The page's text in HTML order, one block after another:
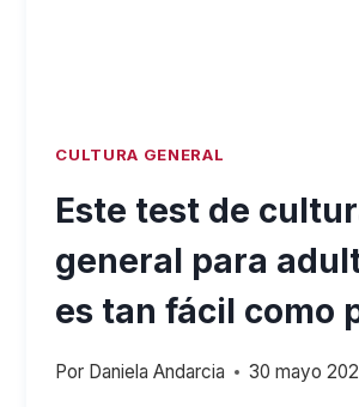
CULTURA GENERAL
Este test de
general para
es tan fácil como
Por Daniela Andarcia 30 mayo